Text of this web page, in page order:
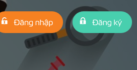
Đăng nhập Đăng ký